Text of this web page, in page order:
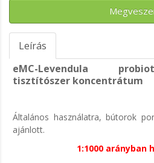
Leírás
eMC-Levendula
tisztítószer koncentrátum
Általános használatra, bútorok
ajánlott.
1:1000 arányban